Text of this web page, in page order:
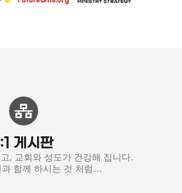
1:1 게시판
, 교회와 성도가 건강해 집니다.
과 함께 하시는 것 처럼…